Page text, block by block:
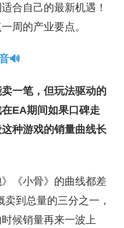
合自己的最新机遇！
周的产业要点。
🔊
一笔，但玩法驱动的
EA期间如果口碑走
种游戏的销量曲线长
《小骨》的曲线都差
到总量的三分之一，
候销量再来一波上